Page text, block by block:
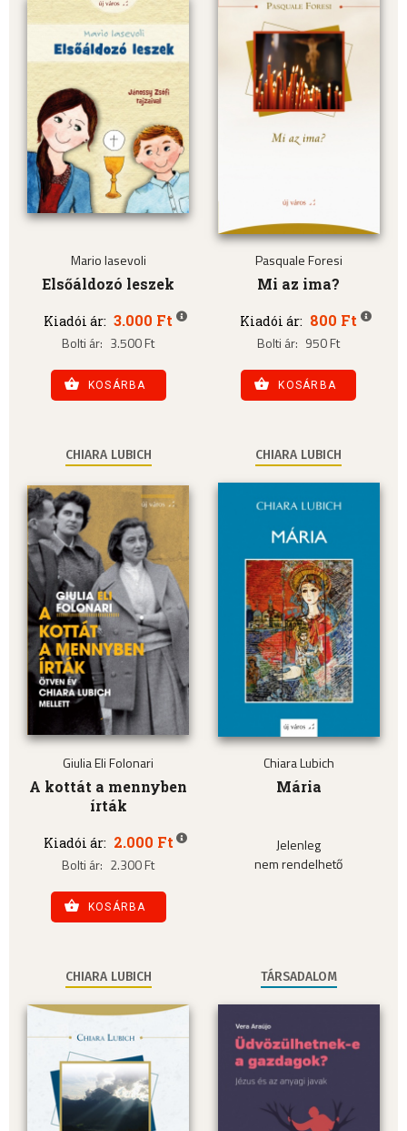
Mario Iasevoli
Elsőáldozó leszek
Kiadói ár: 3.000 Ft
Bolti ár: 3.500 Ft
KOSÁRBA
Pasquale Foresi
Mi az ima?
Kiadói ár: 800 Ft
Bolti ár: 950 Ft
KOSÁRBA
CHIARA LUBICH
Giulia Eli Folonari
A kottát a mennyben
írták
Kiadói ár: 2.000 Ft
Bolti ár: 2.300 Ft
KOSÁRBA
CHIARA LUBICH
Chiara Lubich
Mária
Jelenleg
nem rendelhető
CHIARA LUBICH TÁRSADALOM